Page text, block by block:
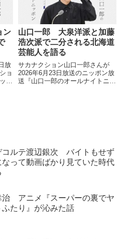
ン
放
ョ
ポ
山口一郎 大泉洋派と加藤
浩次派で二分される北海道
芸能人を語る
サカナクション山口一郎さんが
2026年6月23日放送のニッポン放
送『山口一郎のオールナイトニッ
コルテ渡辺銀次 バイトもせず
なって動画ばかり見ていた時代
治 アニメ『スーパーの裏でヤ
ふたり』が沁みた話